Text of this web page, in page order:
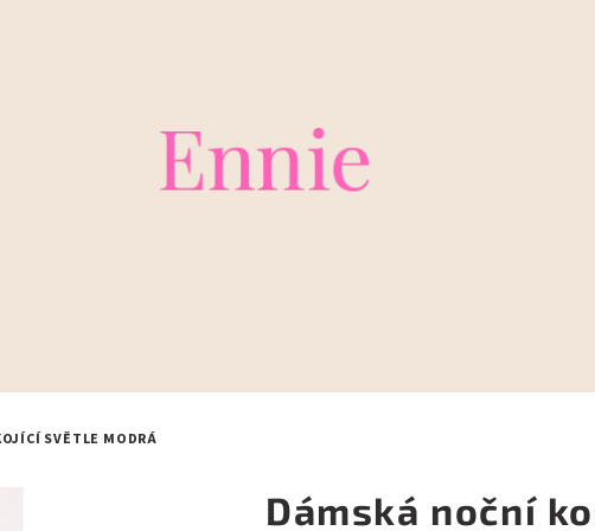
SVĚTLE MODRÁ
Dámská noční